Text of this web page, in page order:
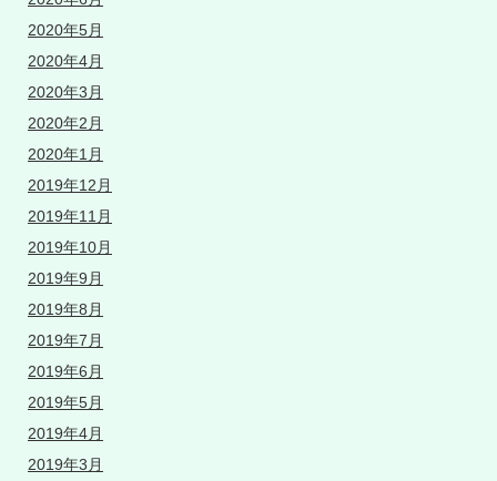
2020年5月
2020年4月
2020年3月
2020年2月
2020年1月
2019年12月
2019年11月
2019年10月
2019年9月
2019年8月
2019年7月
2019年6月
2019年5月
2019年4月
2019年3月